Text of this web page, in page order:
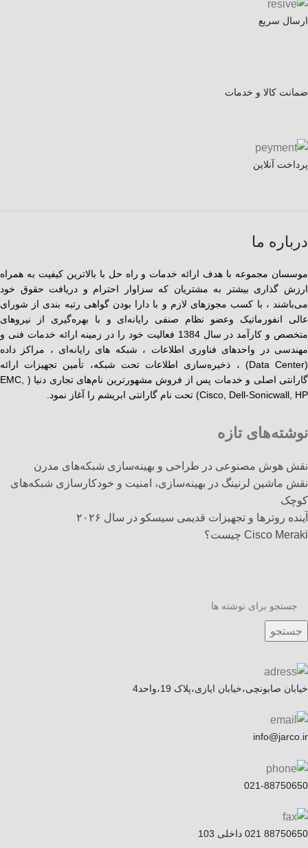
ارسال سریع
ضمانت کالا و خدمات
پرداخت آنلاین
درباره ما
موسسان مجموعه با هدف ارائه خدمات و راه حل با بالاترین کیفیت به همراه
ارزش گذاری بیشتر به مشتریان که سزاوار احترام و دریافت حقوق خود
می‌باشند ، با کسب مجوزهای لازم و با دارا بودن گواهی رتبه بندی از شورای
عالی انفورماتیک وعضو نظام صنفی رایانه‌ای و با بهره‌گیری از نیروهای
متخصص و کارآمد در سال 1384 فعالیت خود را در زمینه ارائه خدمات فنی و
مهندسی در واحدهای فناوری اطلاعات ، شبکه های رایانه‌ای ، مراکز داده
(Data Center) ، ذخیره‌سازی اطلاعات تحت شبکه، تأمین تجهیزات ارائه
گارانتی اصلی و خدمات پس از فروش مشهورترین نام‌های تجاری دنیا ( EMC,
Cisco, Dell-Sonicwall, HP) تحت نام گارانتی ابریشم را آغاز نمود.
نوشته‌های تازه
نقش هوش مصنوعی در طراحی و بهینه‌سازی شبکه‌های مدرن
نقش ماشین لرنینگ در بهینه‌سازی، امنیت و خودکارسازی شبکه‌های
کوچک
آینده روترها و تجهیزات قدیمی سیسکو در سال ۲۰۲۶
Cisco Meraki چیست؟
جستجو
خیابان صابونچی،خیابان ایازی،پلاک 19،واحد4
info@jarco.ir
021-88750650
88750650 021 داخلی 103